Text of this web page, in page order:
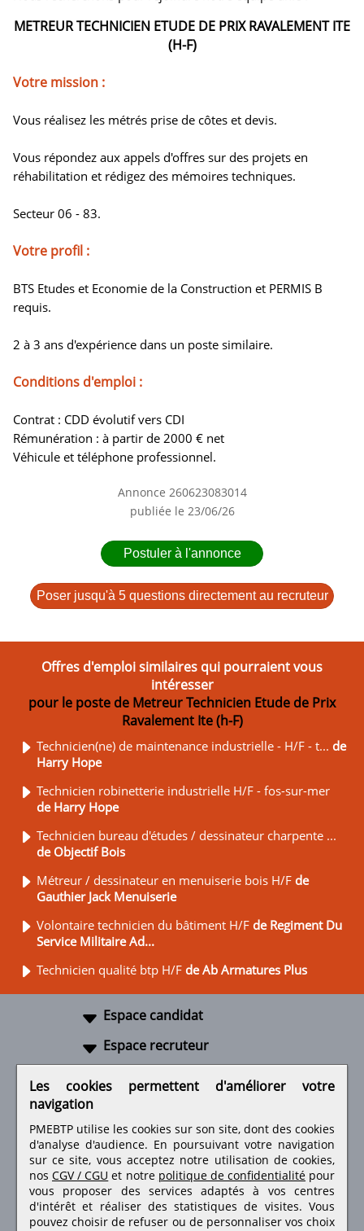
METREUR TECHNICIEN ETUDE DE PRIX RAVALEMENT ITE
(H-F)
Votre mission :
Vous réalisez les métrés prise de côtes et devis.
Vous répondez aux appels d'offres sur des projets en
réhabilitation et rédigez des mémoires techniques.
Secteur 06 - 83.
Votre profil :
BTS Etudes et Economie de la Construction et PERMIS B
requis.
2 à 3 ans d'expérience dans un poste similaire.
Conditions d'emploi :
Contrat : CDD évolutif vers CDI
Rémunération : à partir de 2000 € net
Véhicule et téléphone professionnel.
Annonce 260623083014
publiée le 23/06/26
Postuler à l'annonce
Poser jusqu'à 5 questions directement au recruteur
Offres d'emploi similaires qui pourraient vous
intéresser
pour le poste de Metreur Technicien Etude de Prix
Ravalement Ite (h-F)
Technicien(ne) de maintenance industrielle - H/F - t... de
Harry Hope
Technicien robinetterie industrielle H/F - fos-sur-mer
de Harry Hope
Technicien bureau d'études / dessinateur charpente ...
de Objectif Bois
Métreur / dessinateur en menuiserie bois H/F de
Gauthier Jack Menuiserie
Volontaire technicien du bâtiment H/F de Regiment Du
Service Militaire Ad...
Technicien qualité btp H/F de Ab Armatures Plus
Espace candidat
Espace recruteur
Retrouvez-nous sur les réseaux sociaux
Les cookies permettent d'améliorer votre
navigation
PMEBTP utilise les cookies sur son site, dont des cookies
d'analyse d'audience. En poursuivant votre navigation
sur ce site, vous acceptez notre utilisation de cookies,
nos CGV / CGU et notre politique de confidentialité pour
vous proposer des services adaptés à vos centres
d'intérêt et réaliser des statistiques de visites.Vous
pouvez choisir de refuser ou de personnaliser vos choix